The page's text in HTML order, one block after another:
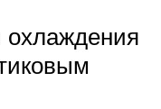
охлаждения